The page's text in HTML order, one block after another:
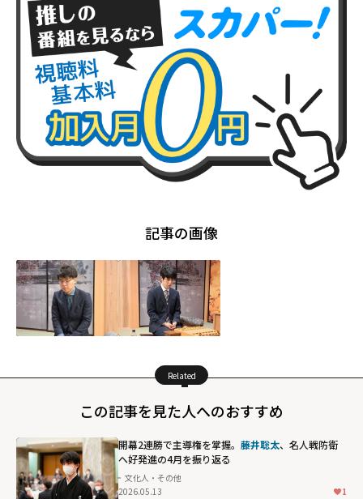
記事の画像
Related
この記事を見た人へのおすすめ
開幕2連勝で主導権を掌握。 藤井聡太、名人戦防衛
へ好発進の4月を振り返る
文化人・その他
2026.05.13
1